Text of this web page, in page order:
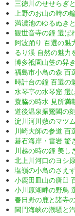
三徳川のせせらぎ
上野のお山の時の
満濃池のゆるぬき
観世音寺の鐘 選ば
阿波踊り 百選の魅
るり渓 自然の魅力
博多祗園山笠の舁
福島市小鳥の森 百
時計台の鐘 百選の
水琴亭の水琴窟 選
蓑脇の時水 見所満
道後温泉振鷺閣の
淀川河川敷のマツ
川崎大師の参道 百
碁石海岸・雷岩 驚
川越の時の鐘 美し
北上川河口のヨシ
塩嶺の小鳥のさえ
小鹿田皿山の唐臼
小川原湖畔の野鳥
春日野の鹿と諸寺
関門海峡の潮騒と